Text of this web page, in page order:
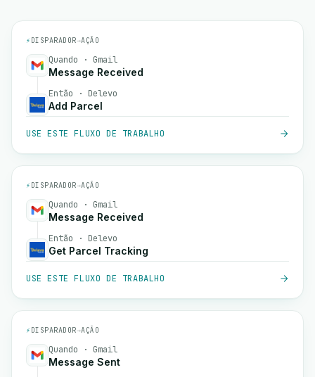
⚡ DISPARADOR→AÇÃO
Quando · Gmail
Message Received
Então · Delevo
Add Parcel
USE ESTE FLUXO DE TRABALHO
⚡ DISPARADOR→AÇÃO
Quando · Gmail
Message Received
Então · Delevo
Get Parcel Tracking
USE ESTE FLUXO DE TRABALHO
⚡ DISPARADOR→AÇÃO
Quando · Gmail
Message Sent